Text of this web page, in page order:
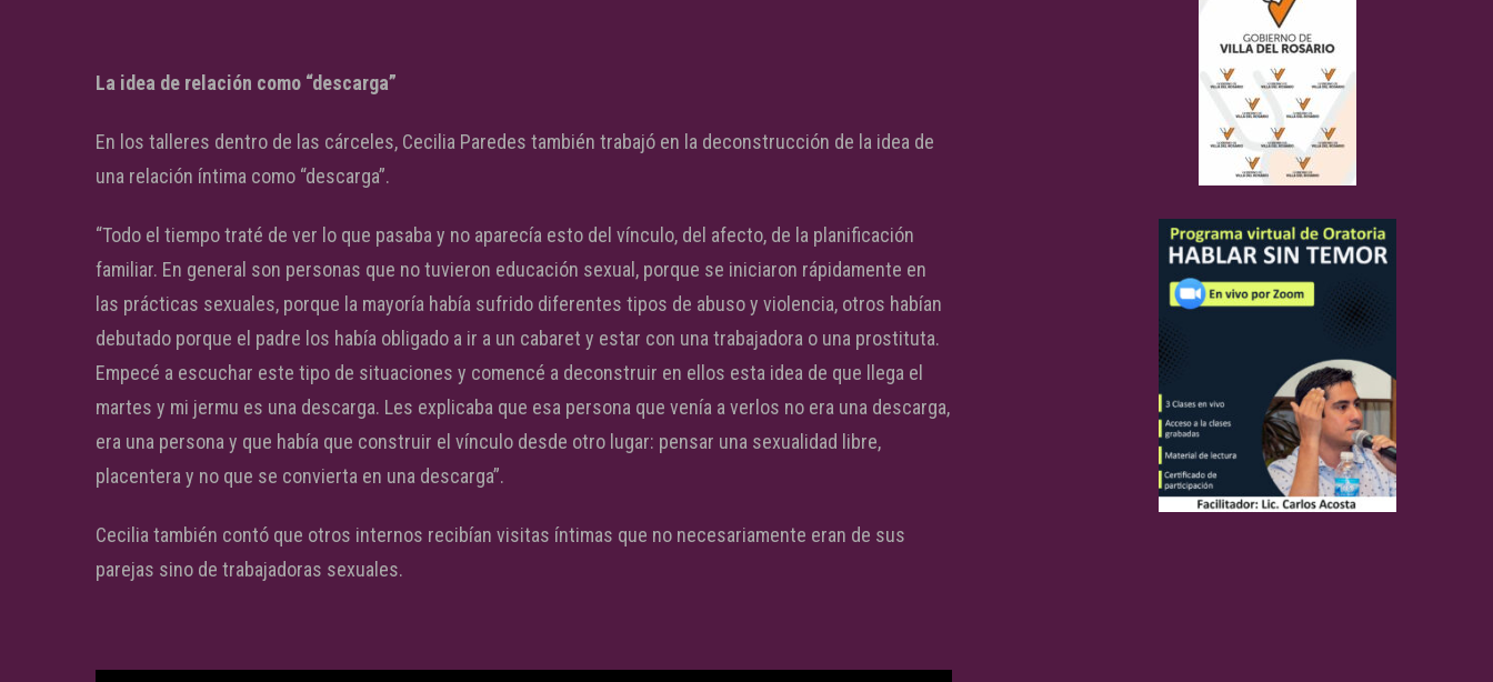
La idea de relación como “descarga”
En los talleres dentro de las cárceles, Cecilia Paredes también trabajó en la deconstrucción de la idea de
una relación íntima como “descarga”.
“Todo el tiempo traté de ver lo que pasaba y no aparecía esto del vínculo, del afecto, de la planificación
familiar. En general son personas que no tuvieron educación sexual, porque se iniciaron rápidamente en
las prácticas sexuales, porque la mayoría había sufrido diferentes tipos de abuso y violencia, otros habían
debutado porque el padre los había obligado a ir a un cabaret y estar con una trabajadora o una prostituta.
Empecé a escuchar este tipo de situaciones y comencé a deconstruir en ellos esta idea de que llega el
martes y mi jermu es una descarga. Les explicaba que esa persona que venía a verlos no era una descarga,
era una persona y que había que construir el vínculo desde otro lugar: pensar una sexualidad libre,
placentera y no que se convierta en una descarga”.
Cecilia también contó que otros internos recibían visitas íntimas que no necesariamente eran de sus
parejas sino de trabajadoras sexuales.